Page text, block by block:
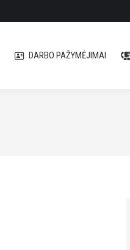
DARBO PAŽYMĖJIMAI
DARBO PAŽYMĖJIMAI